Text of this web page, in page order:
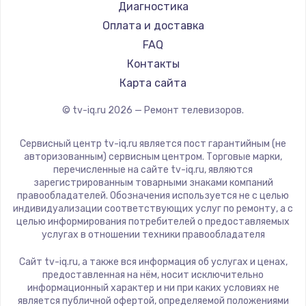
Замена видеокарты
1600 руб.
Заказать
Ремонт разъема питания
880 руб.
Заказать
Замена видеочипа
2745 руб.
Заказать
2600 руб.
Заказать
Hyundai
Doffler
Hiper
Grundig
HITACHI
Yandex
National
iFFALCON
Tuvio
Nord
BenQ
Диагностика
Оплата и доставка
FAQ
Контакты
Карта сайта
© tv-iq.ru 2026 — Ремонт телевизоров.
Сервисный центр tv-iq.ru является пост гарантийным (не
авторизованным) сервисным центром. Торговые марки,
перечисленные на сайте tv-iq.ru, являются
зарегистрированным товарными знаками компаний
правообладателей. Обозначения используется не с целью
индивидуализации соответствующих услуг по ремонту, а с
целью информирования потребителей о предоставляемых
услугах в отношении техники правообладателя
Сайт tv-iq.ru, а также вся информация об услугах и ценах,
предоставленная на нём, носит исключительно
информационный характер и ни при каких условиях не
является публичной офертой, определяемой положениями